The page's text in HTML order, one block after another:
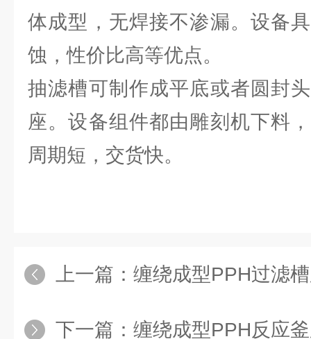
体成型，无焊接不渗漏。设备
蚀，性价比高等优点。
抽滤槽可制作成平底或者圆封
座。设备组件都由雕刻机下料
周期短，交货快。
上一篇： 缠绕成型PPH过滤
下一篇： 缠绕成型PPH反应